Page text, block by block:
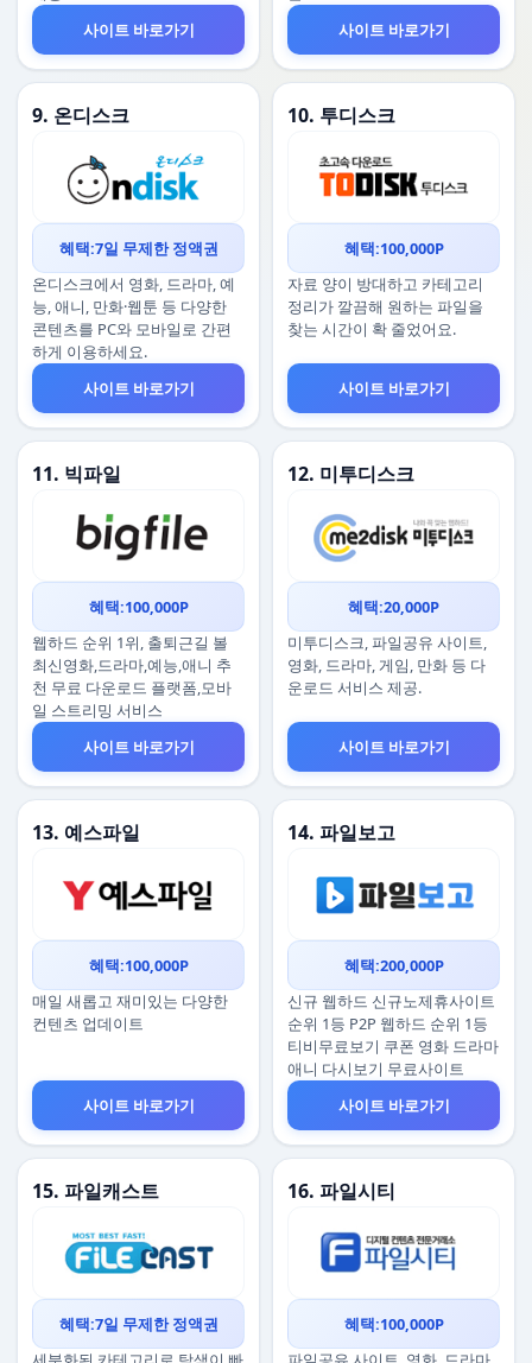
사이트 바로가기
사이트 바로가기
9. 온디스크
혜택:7일 무제한 정액권
온디스크에서 영화, 드라마, 예
능, 애니, 만화·웹툰 등 다양한
콘텐츠를 PC와 모바일로 간편
하게 이용하세요.
사이트 바로가기
10. 투디스크
혜택:100,000P
자료 양이 방대하고 카테고리
정리가 깔끔해 원하는 파일을
찾는 시간이 확 줄었어요.
사이트 바로가기
11. 빅파일
혜택:100,000P
웹하드 순위 1위, 출퇴근길 볼
최신영화,드라마,예능,애니 추
천 무료 다운로드 플랫폼,모바
일 스트리밍 서비스
사이트 바로가기
12. 미투디스크
혜택:20,000P
미투디스크, 파일공유 사이트,
영화, 드라마, 게임, 만화 등 다
운로드 서비스 제공.
사이트 바로가기
13. 예스파일
혜택:100,000P
매일 새롭고 재미있는 다양한
컨텐츠 업데이트
사이트 바로가기
14. 파일보고
혜택:200,000P
신규 웹하드 신규노제휴사이트
순위 1등 P2P 웹하드 순위 1등
티비무료보기 쿠폰 영화 드라마
애니 다시보기 무료사이트
사이트 바로가기
15. 파일캐스트
혜택:7일 무제한 정액권
16. 파일시티
혜택:100,000P